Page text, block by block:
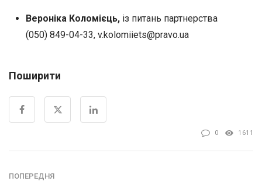
Вероніка Коломієць,із питань партнерства
(050) 849-04-33, v.kolomiiets@pravo.ua
Поширити
0 1611
ПОПЕРЕДНЯ